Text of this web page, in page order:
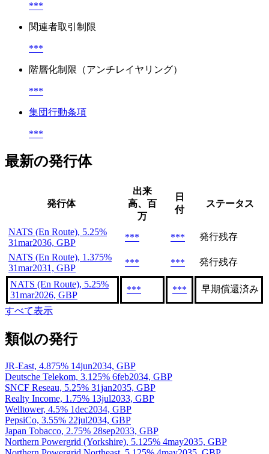
***
関連者取引制限
***
階層化制限（アンチレイヤリング）
***
集団行動条項
***
最新の発行体
発行体
出来
高、百
万
日
付
ステータス
NATS (En Route), 5.25%
31mar2036, GBP
*** ***
発行残存
NATS (En Route), 1.375%
31mar2031, GBP
*** *** 発行残存
NATS (En Route), 5.25%
31mar2026, GBP
*** *** 早期償還済み
すべて表示
類似の発行
JR-East, 4.875% 14jun2034, GBP
Deutsche Telekom, 3.125% 6feb2034, GBP
SNCF Reseau, 5.25% 31jan2035, GBP
Realty Income, 1.75% 13jul2033, GBP
Welltower, 4.5% 1dec2034, GBP
PepsiCo, 3.55% 22jul2034, GBP
Japan Tobacco, 2.75% 28sep2033, GBP
Northern Powergrid (Yorkshire), 5.125% 4may2035, GBP